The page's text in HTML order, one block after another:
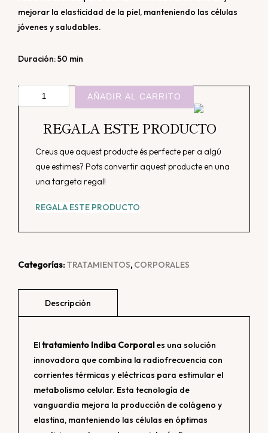
mejorar la elasticidad de la piel, manteniendo las células
jóvenes y saludables.
Duración: 50 min
Tratamiento
Indiba
Corporal
cantidad
AÑADIR AL CARRITO
REGALA ESTE PRODUCTO
Creus que aquest producte és perfecte per a algú
que estimes? Pots convertir aquest producte en una
una targeta regal!
REGALA ESTE PRODUCTO
Categorías: TRATAMIENTOS, CORPORALES
Eltratamiento Indiba Corporales una solución
innovadora que combina la radiofrecuencia con
corrientes térmicas y eléctricas para estimular el
metabolismo celular. Esta tecnología de
vanguardia mejora la producción de colágeno y
elastina, manteniendo las células en óptimas